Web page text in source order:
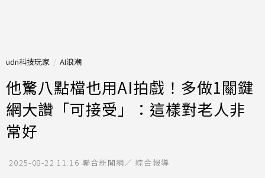
udn科技玩家 AI浪潮
他驚八點檔也用AI拍戲！多做1關鍵
網大讚「可接受」：這樣對老人非
常好
2025-08-22 11:16 聯合新聞網／ 綜合報導